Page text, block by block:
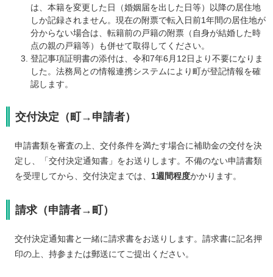
は、本籍を変更した日（婚姻届を出した日等）以降の居住地
しか記録されません。現在の附票で転入日前1年間の居住地が
分からない場合は、転籍前の戸籍の附票（自身が結婚した時
点の親の戸籍等）も併せて取得してください。
登記事項証明書の添付は、令和7年6月12日より不要になりま
した。法務局との情報連携システムにより町が登記情報を確
認します。
交付決定（町→申請者）
申請書類を審査の上、交付条件を満たす場合に補助金の交付を決
定し、「交付決定通知書」をお送りします。不備のない申請書類
を受理してから、交付決定までは、 1週間程度かかります。
請求（申請者→町）
交付決定通知書と一緒に請求書をお送りします。請求書に記名押
印の上、持参または郵送にてご提出ください。